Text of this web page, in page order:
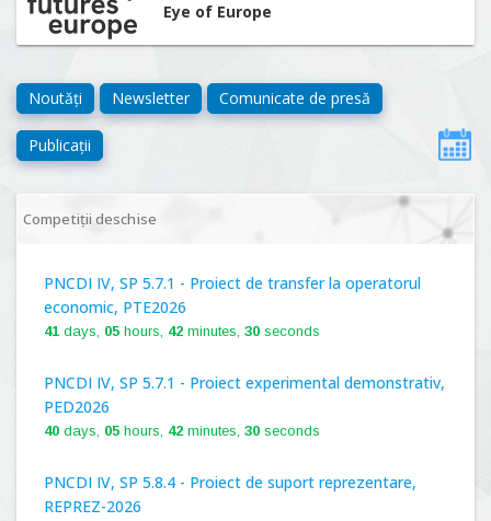
Eye of Europe
Noutăți Newsletter Comunicate de presă
Publicații
Competiții deschise
PNCDI IV, SP 5.7.1 - Proiect de transfer la operatorul
economic, PTE2026
41 days, 05 hours, 42 minutes, 29 seconds
PNCDI IV, SP 5.7.1 - Proiect experimental demonstrativ,
PED2026
40 days, 05 hours, 42 minutes, 29 seconds
PNCDI IV, SP 5.8.4 - Proiect de suport reprezentare,
REPREZ-2026